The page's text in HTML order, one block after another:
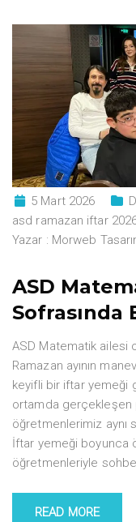
5 Mart 2026
asd ramazan iftar
Yazar : Morweb
ASD
Sofrasında
ASD Matematik ailesi
Ramazan ayının
keyifli bir iftar yemeği
ortamda gerçekleşen
öğretmenlerimiz aynı
İftar yemeği boyunca
öğretmenleriyle
READ MORE